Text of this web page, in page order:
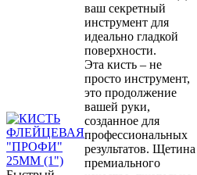
ваш секретный
инструмент для
идеально гладкой
поверхности.
Эта кисть – не
просто инструмент,
это продолжение
вашей руки,
созданное для
профессиональных
результатов. Щетина
премиального